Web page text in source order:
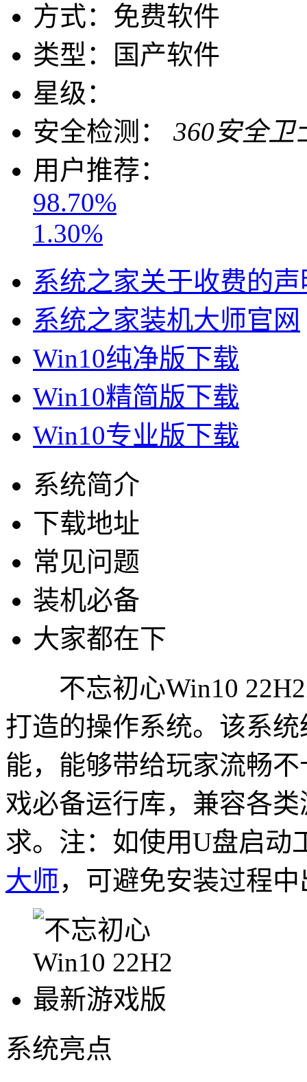
方式： 免费软件
类型：
国产软件
星级：
安全检测：
360安全卫
用户推荐：
98.70%
1.30%
系统之家关于收费的声
系统之家装机大师官网
Win10纯净版下载
Win10精简版下载
Win10专业版下载
系统简介
下载地址
常见问题
装机必备
大家都在下
不忘初心Win10 22H2
打造的操作系统。该系
能，能够带给玩家流畅
戏必备运行库，兼容各
求。 注：如使用U盘启动
大师，可避免安装过程
系统亮点